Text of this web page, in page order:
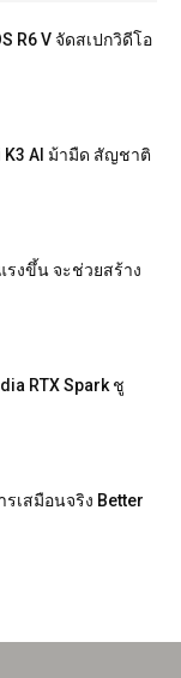
R6 V จัดสเปกวิดีโอ
K3 AI ม้ามืด สัญชาติ
รงขึ้น จะช่วยสร้าง
RTX Spark ชู
เสมือนจริง Better